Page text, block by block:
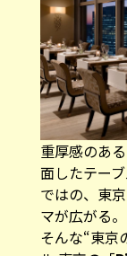
重厚感のあ
面したテー
ではの、東
マが広がる。
そんな“東京